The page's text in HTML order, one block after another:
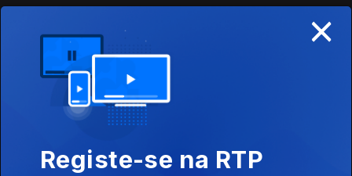
01 ago. 2026
Conversa com os ouvintes
José Candeias - Compacto - 1ª Hora
Conversa com os ouvintes
×
Registe-se na RTP